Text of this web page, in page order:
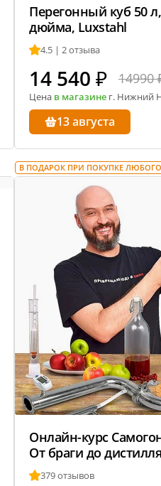
Перегонный куб 50
дюйма, Luxstahl
4.5 | 2 отзыва
14 540 ₽ 14990
Цена в магазине г. Нижний
13 августа
В ПОДАРОК ПРИ ПОКУПКЕ
Онлайн-курс
От браги до
379 отзывов